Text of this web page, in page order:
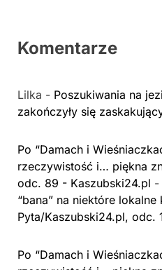
Komentarze
Lilka - Poszukiwania na
zakończyły się
Po “Damach i
rzeczywistość i… piękna
odc. 89 - Kaszubski24.pl -
“bana” na niektóre
Pyta/Kaszubski24.pl, odc.
Po “Damach i